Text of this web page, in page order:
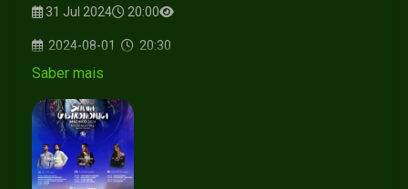
31 Jul 2024 20:00
2024-08-01 20:30
Saber mais